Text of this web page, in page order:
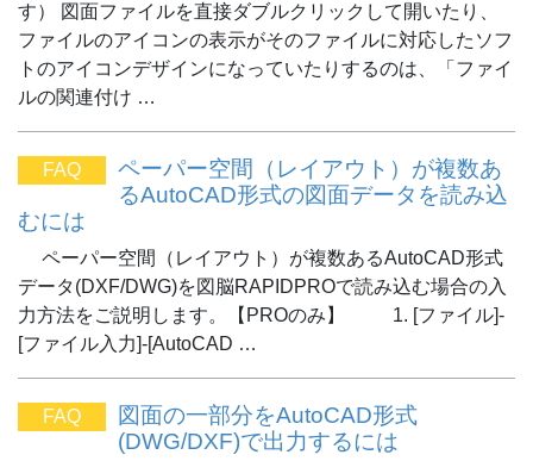
す） 図面ファイルを直接ダブルクリックして開いたり、
ファイルのアイコンの表示がそのファイルに対応したソフ
トのアイコンデザインになっていたりするのは、「ファイ
ルの関連付け …
FAQ
ペーパー空間（レイアウト）が複数あ
るAutoCAD形式の図面データを読み込
むには
ペーパー空間（レイアウト）が複数あるAutoCAD形式
データ(DXF/DWG)を図脳RAPIDPROで読み込む場合の入
力方法をご説明します。【PROのみ】 1. [ファイル]-
[ファイル入力]-[AutoCAD …
FAQ
図面の一部分をAutoCAD形式
(DWG/DXF)で出力するには